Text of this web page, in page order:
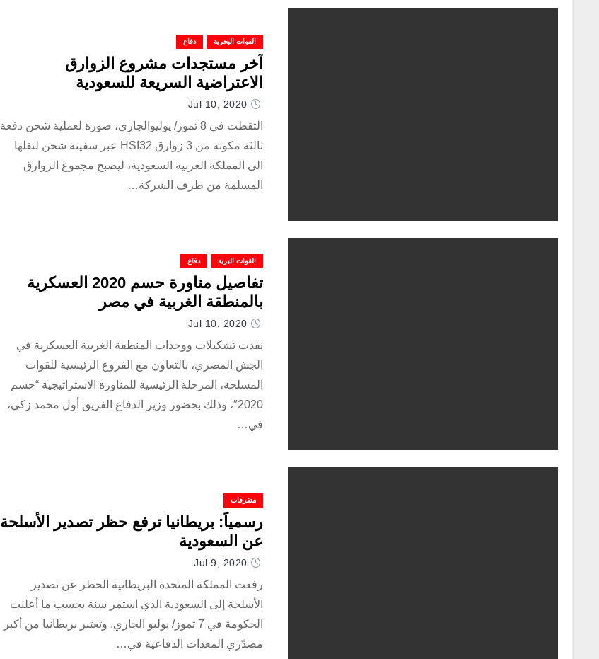
القوات البحرية دفاع
آخر مستجدات مشروع الزوارق
الاعتراضية السريعة للسعودية
Jul 10, 2020
التقطت في 8 تموز/ يوليوالجاري، صورة لعملية شحن دفعة
ثالثة مكونة من 3 زوارق HSI32 عبر سفينة شحن لنقلها
الى المملكة العربية السعودية، ليصبح مجموع الزوارق
المسلمة من طرف الشركة…
القوات البرية دفاع
تفاصيل مناورة حسم 2020 العسكرية
بالمنطقة الغربية في مصر
Jul 10, 2020
نفذت تشكيلات ووحدات المنطقة الغربية العسكرية في
الجش المصري، بالتعاون مع الفروع الرئيسية للقوات
المسلحة، المرحلة الرئيسية للمناورة الاستراتيجية “حسم
2020″، وذلك بحضور وزير الدفاع الفريق أول محمد زكي،
في…
متفرقات
رسمياً: بريطانيا ترفع حظر تصدير الأسلحة
عن السعودية
Jul 9, 2020
رفعت المملكة المتحدة البريطانية الحظر عن تصدير
الأسلحة إلى السعودية الذي استمر سنة بحسب ما أعلنت
الحكومة في 7 تموز/ يوليو الجاري. وتعتبر بريطانيا من أكبر
مصدّري المعدات الدفاعية في…